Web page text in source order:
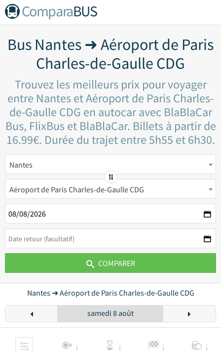
ComparaBUS
Bus Nantes ➜ Aéroport de Paris
Charles-de-Gaulle CDG
Trouvez les meilleurs prix pour voyager
entre Nantes et Aéroport de Paris Charles-
de-Gaulle CDG en autocar avec BlaBlaCar
Bus, FlixBus et BlaBlaCar. Billets à partir de
16.99€. Durée du trajet entre 5h55 et 6h30.
Nantes
Aéroport de Paris Charles-de-Gaulle CDG
COMPARER
Nantes ➜ Aéroport de Paris Charles-de-Gaulle CDG
samedi 8 août